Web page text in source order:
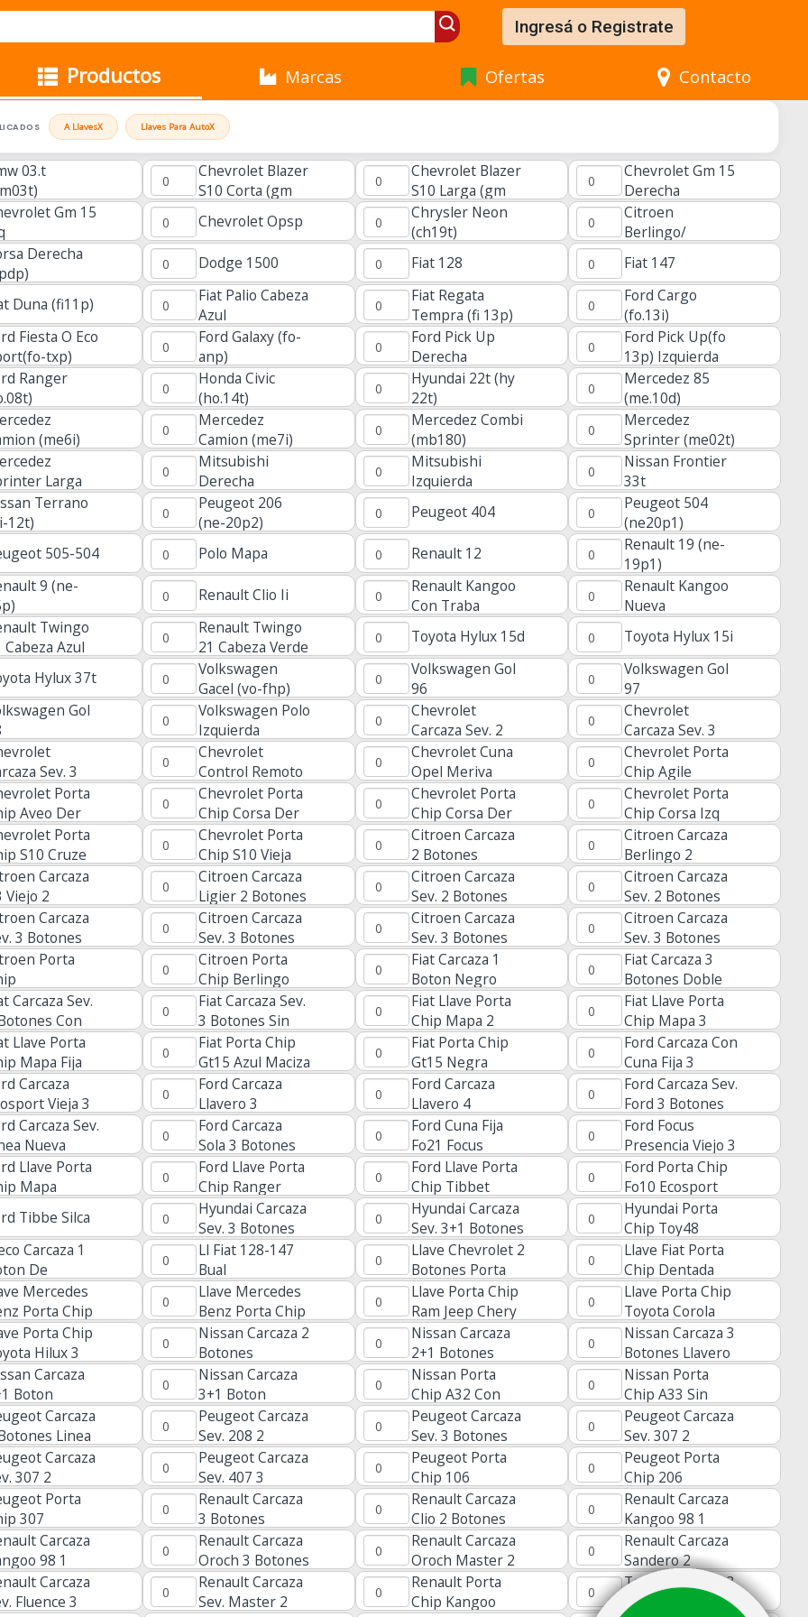
Ingresá o Registrate
Productos Marcas Ofertas Contacto
A LlavesX Llaves Para AutoX
03.t
Chevrolet Blazer
S10 Corta (gm
Chevrolet Blazer
S10 Larga (gm
18l)
Chevrolet Gm 15
Derecha
Gm 15
Chevrolet Opsp
Chrysler Neon
(ch19t)
Citroen
Berlingo/
Cruz
Derecha
Dodge 1500 Fiat 128 Fiat 147
Duna (fi11p)
Fiat Palio Cabeza
Azul
Fiat Regata
Tempra (fi 13p)
Ford Cargo
(fo.13i)
Fiesta O Eco
txp)
Ford Galaxy (fo-
anp)
Ford Pick Up
Derecha
Ford Pick Up(fo
13p) Izquierda
Ranger
Honda Civic
(ho.14t)
Hyundai 22t (hy
22t)
Mercedez 85
(me.10d)
(me6i)
Mercedez
Camion (me7i)
Mercedez Combi
(mb180)
Mercedez
Sprinter (me02t)
Larga
Mitsubishi
Derecha
(mit.8dp)
Mitsubishi
Izquierda
Nissan Frontier
33t
Terrano
12t)
Peugeot 206
(ne-20p2)
Peugeot 404
Peugeot 504
(ne20p1)
505-504
Polo Mapa Renault 12
Renault 19 (ne-
19p1)
9 (ne-
Renault Clio Ii
Renault Kangoo
Con Traba
Renault Kangoo
Nueva
Twingo
Cabeza Azul
Renault Twingo
21 Cabeza Verde
Toyota Hylux 15d Toyota Hylux 15i
Hylux 37t
Volkswagen
Gacel (vo-fhp)
Volkswagen Gol
96
Volkswagen Gol
97
Gol
Volkswagen Polo
Izquierda
Chevrolet
Carcaza Sev. 2
Botones S10
Hu100
Chevrolet
Carcaza Sev. 3
Botones Cruze
Hu100
Sev. 3
Spark
Chevrolet
Control Remoto
4 Botones
Chevrolet Cuna
Opel Meriva
Ym28
Chevrolet Porta
Chip Agile
Hu100
Porta
Aveo Der
Chevrolet Porta
Chip Corsa Der
Chevrolet Porta
Chip Corsa Der
Fun Ym28
Chevrolet Porta
Chip Corsa Izq
Hu4
Porta
S10 Cruze
Hu1
Chevrolet Porta
Chip S10 Vieja
Dentada
Citroen Carcaza
2 Botones
Citroen Carcaza
Berlingo 2
Botones
Carcaza
Viejo 2
Citroen Carcaza
Ligier 2 Botones
Citroen Carcaza
Sev. 2 Botones
Con Pila Va2
Citroen Carcaza
Sev. 2 Botones
Sin Pila Va2
Carcaza
3 Botones
Con Pila
Citroen Carcaza
Sev. 3 Botones
Auto Sin Pila
Citroen Carcaza
Sev. 3 Botones
Ds3
Citroen Carcaza
Sev. 3 Botones
Luz Sin Pila
Porta
Citroen Porta
Chip Berlingo
Fiat Carcaza 1
Boton Negro
Fiat Carcaza 3
Botones Doble
Sip
Carcaza Sev.
Con
Fiat Carcaza Sev.
3 Botones Sin
Pila
Fiat Llave Porta
Chip Mapa 2
Botones
Desarmable
Fiat Llave Porta
Chip Mapa 3
Botones Tipo
Navaja
Llave Porta
Mapa Fija
Fiat Porta Chip
Gt15 Azul Maciza
Fiat Porta Chip
Gt15 Negra
Destion
Ford Carcaza Con
Cuna Fija 3
Botones Hu101
Carcaza
Vieja 3
Ford Carcaza
Llavero 3
Botones Fiesta
Ford Carcaza
Llavero 4
Botones Fiesta
Ford Carcaza Sev.
Ford 3 Botones
Carcaza Sev.
Nueva
Ford Carcaza
Sola 3 Botones
Hu101 Fiesta
Ford Cuna Fija
Fo21 Focus
Mondeo
Ford Focus
Presencia Viejo 3
Botones
Llave Porta
Mapa
Ford Llave Porta
Chip Ranger
Ford Llave Porta
Chip Tibbet
Ford Porta Chip
Fo10 Ecosport
Fiesta
Tibbe Silca
Hyundai Carcaza
Sev. 3 Botones
Tucson Toy40
Hyundai Carcaza
Sev. 3+1 Botones
Toy48
Hyundai Porta
Chip Toy48
Carcaza 1
De
Ll Fiat 128-147
Bual
Llave Chevrolet 2
Botones Porta
Chip 2 Botones
Llave Fiat Porta
Chip Dentada
Dos Botones
Desarmable Pst
Mercedes
Porta Chip
Con
Llave Mercedes
Benz Porta Chip
Mapa
Llave Porta Chip
Ram Jeep Chery
3 Botones
Llave Porta Chip
Toyota Corola
Porta Chip
Hilux 3
Nissan Carcaza 2
Botones
Presencia
Nissan Carcaza
2+1 Botones
Nissan Carcaza 3
Botones Llavero
Carcaza
Boton
Nissan Carcaza
3+1 Boton
Presencia
Nissan Porta
Chip A32 Con
Tope
Nissan Porta
Chip A33 Sin
Tope
Carcaza
Linea
Peugeot Carcaza
Sev. 208 2
Botones
Peugeot Carcaza
Sev. 3 Botones
Luz Con Pila
Peugeot Carcaza
Sev. 307 2
Botones Con Pila
Carcaza
307 2
Sin Pila
Peugeot Carcaza
Sev. 407 3
Botones
Peugeot Porta
Chip 106
Peugeot Porta
Chip 206
Redonda
Porta
307
Renault Carcaza
3 Botones
Renault Carcaza
Clio 2 Botones
Con Inserto
Renault Carcaza
Kangoo 98 1
Boton Con Pila
Carcaza
98 1
Con Pila
Renault Carcaza
Oroch 3 Botones
Vac102
Renault Carcaza
Oroch Master 2
Botones Vac102
Renault Carcaza
Sandero 2
Botones Con
Inserto
Carcaza
Fluence 3
Renault Carcaza
Sev. Master 2
Renault Porta
Chip Kangoo
Toyota Carcaza 3
Botones Va2 307